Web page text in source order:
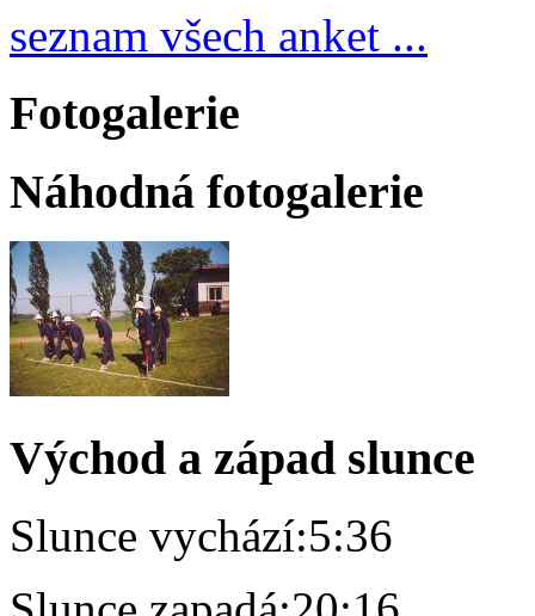
seznam všech anket ...
Fotogalerie
Náhodná fotogalerie
Východ a západ slunce
Slunce vychází:5:36